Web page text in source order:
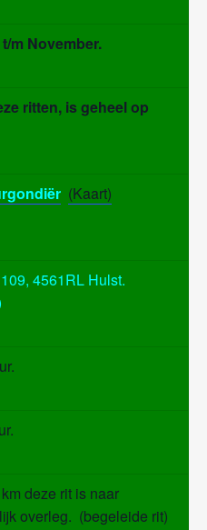
m November.
ritten, is geheel op
(Kaart)
4561RL Hulst.
deze rit is naar
overleg. (begeleide rit)